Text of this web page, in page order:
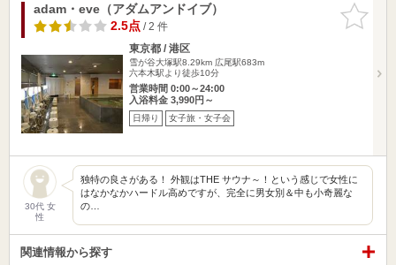
お気に入
りに追加
adam・eve（アダムアンドイブ）
2.5点/ 2 件
東京都 / 港区
雪が谷大塚駅8.29km 広尾駅683m
六本木駅より徒歩10分
営業時間 0:00～24:00
入浴料金 3,990円～
日帰り 女子旅・女子会
30代 女
性
独特の良さがある！ 外観はTHE サウナ～！という感じで女性に
はなかなかハードル高めですが、完全に男女別＆中も小奇麗な
の…
関連情報から探す